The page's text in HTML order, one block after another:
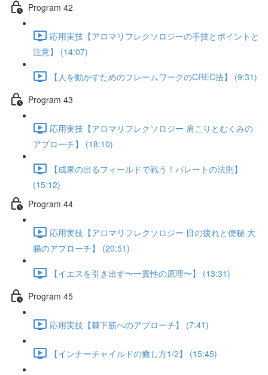
Program 42
応用実技【アロマリフレクソロジーの手技とポイントと
注意】 (14:07)
【人を動かすためのフレームワークのCREC法】 (9:31)
Program 43
応用実技【アロマリフレクソロジー 肩こりとむくみの
アプローチ】 (18:10)
【成果の出るフィールドで戦う！パレートの法則】
(15:12)
Program 44
応用実技【アロマリフレクソロジー 目の疲れと便秘 大
腸のアプローチ】 (20:51)
【イエスを引き出す〜一貫性の原理〜】 (13:31)
Program 45
応用実技【棘下筋へのアプローチ】 (7:41)
【インナーチャイルドの癒し方1/2】 (15:45)